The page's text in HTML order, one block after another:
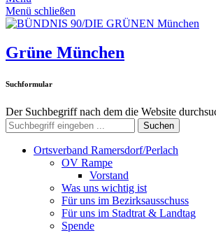
Menü schließen
Grüne München
Suchformular
Der Suchbegriff nach dem die Website
Suchen
Ortsverband Ramersdorf/Perlach
OV Rampe
Vorstand
Was uns wichtig ist
Für uns im Bezirksausschuss
Für uns im Stadtrat & Landtag
Spende